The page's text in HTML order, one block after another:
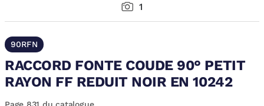
1
90RFN
RACCORD FONTE COUDE 90° PETIT
RAYON FF REDUIT NOIR EN 10242